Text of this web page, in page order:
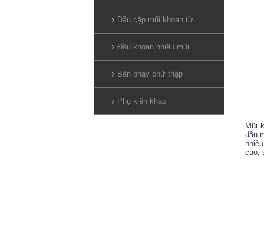
Đầu cặp mũi khoan từ
Đầu khoan nhiều mũi
Bàn phay chữ thập
Phụ kiện khác
Mũi
đầu
cao,